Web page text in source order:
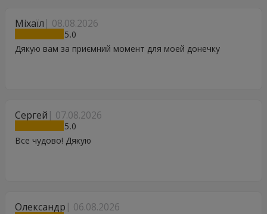
Міхаїл 08.08.2026
5
Дякую вам за приємний момент для моей донечку
Сергей 07.08.2026
5
Все чудово! Дякую
Олександр 06.08.2026